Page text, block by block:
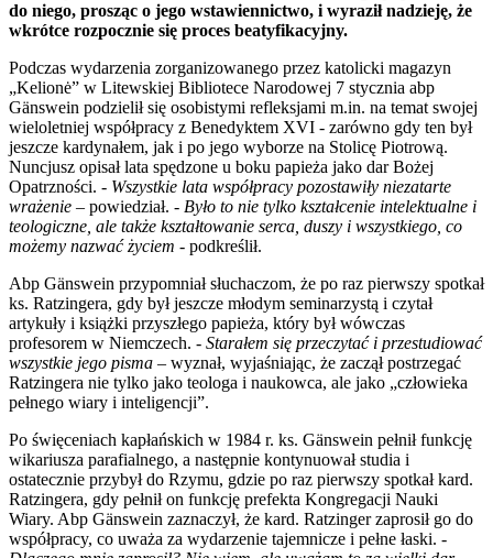
do niego, prosząc o jego wstawiennictwo, i wyraził nadzieję, że
wkrótce rozpocznie się proces beatyfikacyjny.
Podczas wydarzenia zorganizowanego przez katolicki magazyn
„Kelionė” w Litewskiej Bibliotece Narodowej 7 stycznia abp
Gänswein podzielił się osobistymi refleksjami m.in. na temat swojej
wieloletniej współpracy z Benedyktem XVI - zarówno gdy ten był
jeszcze kardynałem, jak i po jego wyborze na Stolicę Piotrową.
Nuncjusz opisał lata spędzone u boku papieża jako dar Bożej
Opatrzności. - Wszystkie lata współpracy pozostawiły niezatarte
wrażenie – powiedział. - Było to nie tylko kształcenie intelektualne i
teologiczne, ale także kształtowanie serca, duszy i wszystkiego, co
możemy nazwać życiem - podkreślił.
Abp Gänswein przypomniał słuchaczom, że po raz pierwszy spotkał
ks. Ratzingera, gdy był jeszcze młodym seminarzystą i czytał
artykuły i książki przyszłego papieża, który był wówczas
profesorem w Niemczech. - Starałem się przeczytać i przestudiować
wszystkie jego pisma – wyznał, wyjaśniając, że zaczął postrzegać
Ratzingera nie tylko jako teologa i naukowca, ale jako „człowieka
pełnego wiary i inteligencji”.
Po święceniach kapłańskich w 1984 r. ks. Gänswein pełnił funkcję
wikariusza parafialnego, a następnie kontynuował studia i
ostatecznie przybył do Rzymu, gdzie po raz pierwszy spotkał kard.
Ratzingera, gdy pełnił on funkcję prefekta Kongregacji Nauki
Wiary. Abp Gänswein zaznaczył, że kard. Ratzinger zaprosił go do
współpracy, co uważa za wydarzenie tajemnicze i pełne łaski. -